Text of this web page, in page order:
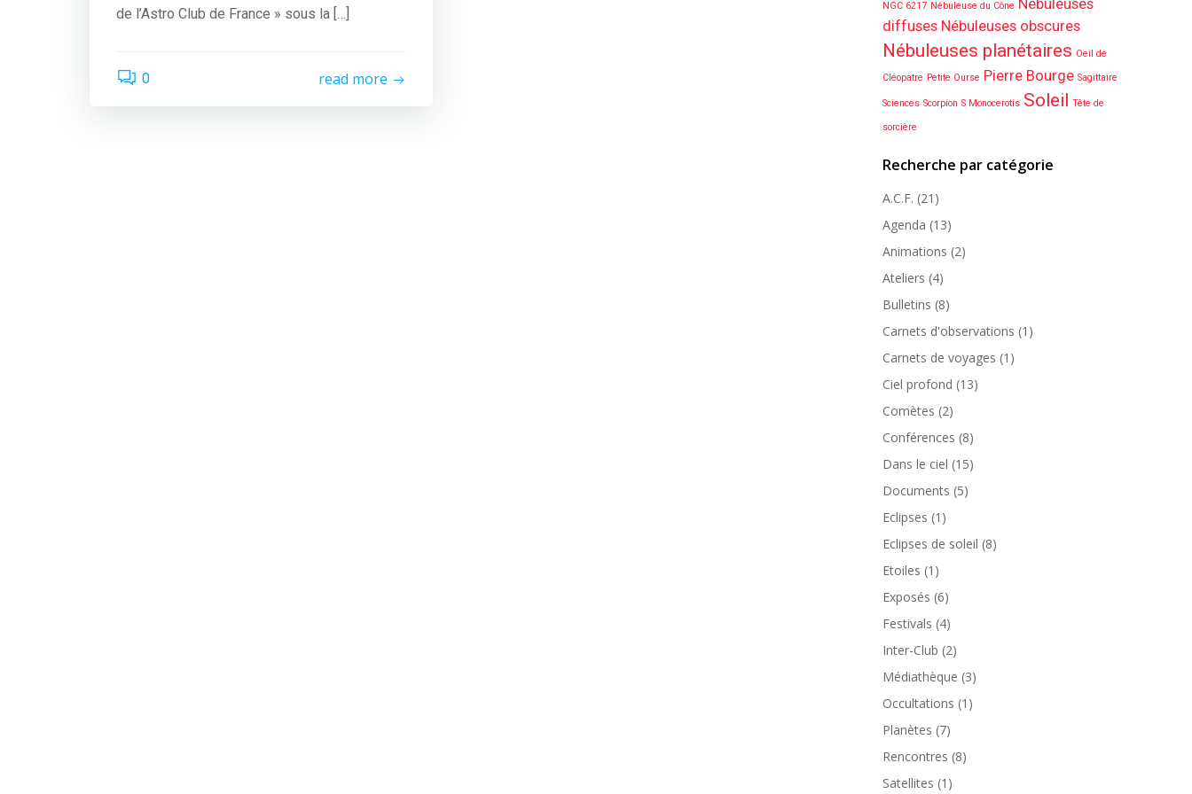
de l’Astro Club de France » sous la […]
0 read more
NGC 6217 Nébuleuse du Cône Nébuleuses
diffuses Nébuleuses obscures
Nébuleuses planétaires Oeil de
Cléopatre Petite Ourse Pierre Bourge Sagittaire
Sciences Scorpion S Monocerotis Soleil Tête de
sorcière
Recherche par catégorie
A.C.F. (21)
Agenda (13)
Animations (2)
Ateliers (4)
Bulletins (8)
Carnets d'observations (1)
Carnets de voyages (1)
Ciel profond (13)
Comètes (2)
Conférences (8)
Dans le ciel (15)
Documents (5)
Eclipses (1)
Eclipses de soleil (8)
Etoiles (1)
Exposés (6)
Festivals (4)
Inter-Club (2)
Médiathèque (3)
Occultations (1)
Planètes (7)
Rencontres (8)
Satellites (1)